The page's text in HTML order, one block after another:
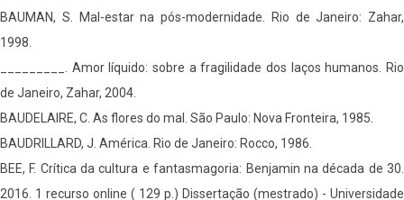
BAUMAN, S. Mal-estar na pós-modernidade. Rio de Janeiro: Zahar,
1998.
_________. Amor líquido: sobre a fragilidade dos laços humanos. Rio
de Janeiro, Zahar, 2004.
BAUDELAIRE, C. As flores do mal. São Paulo: Nova Fronteira, 1985.
BAUDRILLARD, J. América. Rio de Janeiro: Rocco, 1986.
BEE, F. Crítica da cultura e fantasmagoria: Benjamin na década de 30.
2016. 1 recurso online ( 129 p.) Dissertação (mestrado) - Universidade